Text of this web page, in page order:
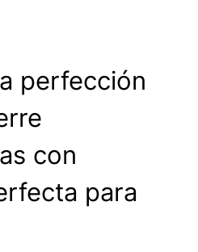
perfección
con
para